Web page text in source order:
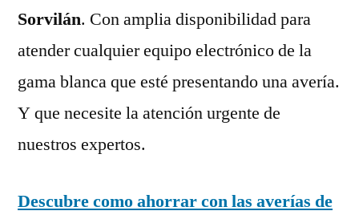
Sorvilán. Con amplia disponibilidad para
atender cualquier equipo electrónico de la
gama blanca que esté presentando una avería.
Y que necesite la atención urgente de
nuestros expertos.
Descubre como ahorrar con las averías de